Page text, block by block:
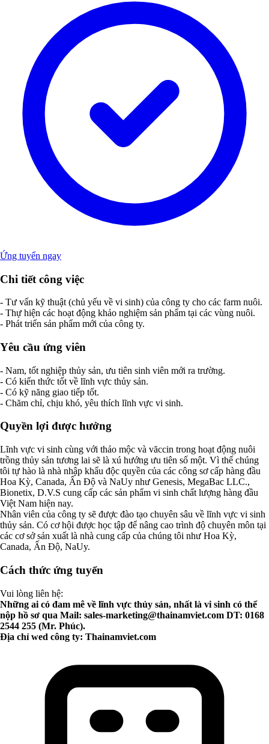
Ứng tuyển ngay
Chi tiết công việc
- Tư vấn kỹ thuật (chủ yếu về vi sinh) của công ty cho các farm nuôi.
- Thự hiện các hoạt động khảo nghiệm sản phẩm tại các vùng nuôi.
- Phát triển sản phẩm mới của công ty.
Yêu cầu ứng viên
- Nam, tốt nghiệp thủy sản, ưu tiên sinh viên mới ra trường.
- Có kiến thức tốt về lĩnh vực thủy sản.
- Có kỹ năng giao tiếp tốt.
- Chăm chỉ, chịu khó, yêu thích lĩnh vực vi sinh.
Quyền lợi được hưởng
Lĩnh vực vi sinh cùng với thảo mộc và văccin trong hoạt động nuôi
trồng thủy sản tương lai sẽ là xú hướng ưu tiên số một. Vì thế chúng
tôi tự hào là nhà nhập khẩu độc quyền của các công sơ cấp hàng đầu
Hoa Kỳ, Canada, Ấn Độ và NaUy như Genesis, MegaBac LLC.,
Bionetix, D.V.S cung cấp các sản phẩm vi sinh chất lượng hàng đầu
Việt Nam hiện nay.
Nhân viên của công ty sẽ được đào tạo chuyên sâu về lĩnh vực vi sinh
thủy sản. Có cơ hội được học tập để nâng cao trình độ chuyên môn tại
các cơ sở sản xuất là nhà cung cấp của chúng tôi như Hoa Kỳ,
Canada, Ấn Độ, NaUy.
Cách thức ứng tuyển
Vui lòng liên hệ:
Những ai có đam mê về lĩnh vực thủy sản, nhất là vi sinh có thể
nộp hồ sơ qua Mail: sales-marketing@thainamviet.com DT: 0168
2544 255 (Mr. Phúc).
Địa chỉ wed công ty: Thainamviet.com